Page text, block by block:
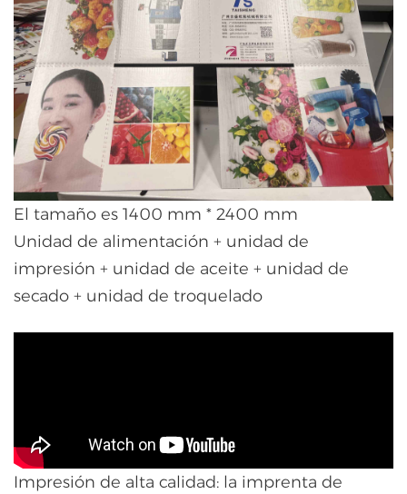
El tamaño es 1400 mm * 2400 mm
Unidad de alimentación + unidad de
impresión + unidad de aceite + unidad de
secado + unidad de troquelado
Impresión de alta calidad: la imprenta de